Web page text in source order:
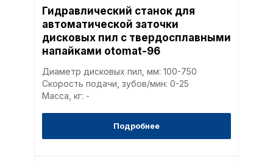
Гидравлический станок для
автоматической заточки
дисковых пил с твердосплавными
напайками otomat-96
Диаметр дисковых пил, мм: 100-750
Скорость подачи, зубов/мин: 0-25
Масса, кг: -
Подробнее